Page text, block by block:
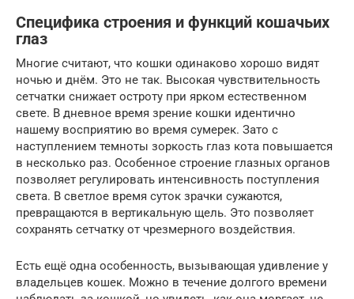
Специфика строения и функций кошачьих
глаз
Многие считают, что кошки одинаково хорошо видят
ночью и днём. Это не так. Высокая чувствительность
сетчатки снижает остроту при ярком естественном
свете. В дневное время зрение кошки идентично
нашему восприятию во время сумерек. Зато с
наступлением темноты зоркость глаз кота повышается
в несколько раз. Особенное строение глазных органов
позволяет регулировать интенсивность поступления
света. В светлое время суток зрачки сужаются,
превращаются в вертикальную щель. Это позволяет
сохранять сетчатку от чрезмерного воздействия.
Есть ещё одна особенность, вызывающая удивление у
владельцев кошек. Можно в течение долгого времени